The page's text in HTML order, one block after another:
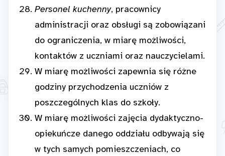
Personel kuchenny, pracownicy
administracji oraz obsługi są zobowiązani
do ograniczenia, w miarę możliwości,
kontaktów z uczniami oraz nauczycielami.
W miarę możliwości zapewnia się różne
godziny przychodzenia uczniów z
poszczególnych klas do szkoły.
W miarę możliwości zajęcia dydaktyczno-
opiekuńcze danego oddziału odbywają się
w tych samych pomieszczeniach, co